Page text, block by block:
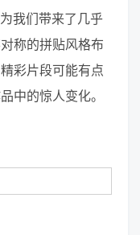
我们带来了几乎
称的拼贴风格布
彩片段可能有点
中的惊人变化。